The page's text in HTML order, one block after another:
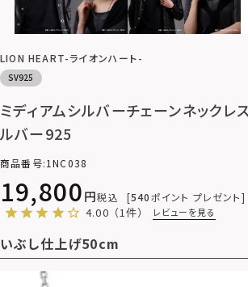
LION HEART-ライオンハート-
SV925
ミディアムシルバーチェーンネック
ルバー925
商品番号 1NC038
19,800 税込 540ポイント プレゼント
4.00 （1件） レビューを見る
いぶし仕上げ50cm